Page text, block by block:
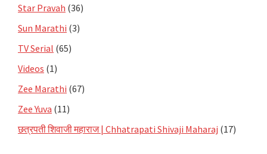
Star Pravah (36)
Sun Marathi (3)
TV Serial (65)
Videos (1)
Zee Marathi (67)
Zee Yuva (11)
छत्रपती शिवाजी महाराज | Chhatrapati Shivaji Maharaj (17)